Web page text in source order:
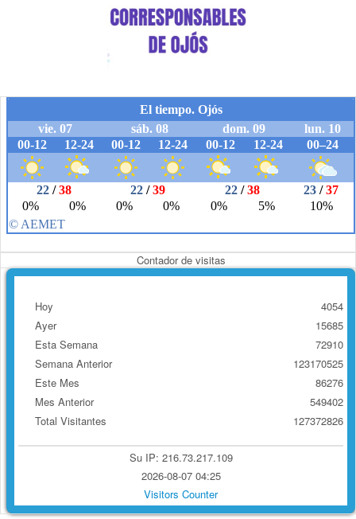
Contador de visitas
Hoy
Ayer
Esta Semana
Semana Anterior
Este Mes
Mes Anterior
Total Visitantes
4054
15685
72910
123170525
86276
549402
127372826
Su IP: 216.73.217.109
2026-08-07 04:25
Visitors Counter